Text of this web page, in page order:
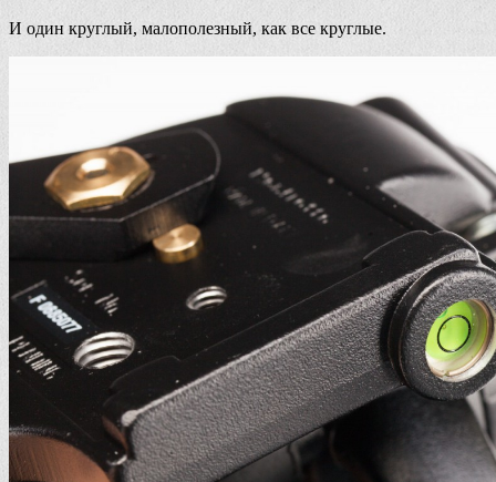
И один круглый, малополезный, как все круглые.